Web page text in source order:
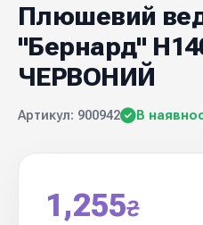
Плюшевий
"Бернард"
ЧЕРВОНИЙ
Артикул: 900942 В
1,255₴